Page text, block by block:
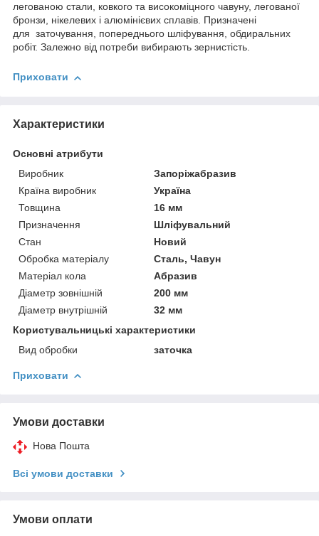
легованою стали, ковкого та високоміцного чавуну, легованої
бронзи, нікелевих і алюмінієвих сплавів. Призначені
для заточування, попереднього шліфування, обдиральних
робіт. Залежно від потреби вибирають зернистість.
Приховати
Характеристики
Основні атрибути
Виробник
Запоріжабразив
Країна виробник
Україна
Товщина
16 мм
Призначення
Шліфувальний
Стан
Новий
Обробка матеріалу
Сталь, Чавун
Матеріал кола
Абразив
Діаметр зовнішній
200 мм
Діаметр внутрішній
32 мм
Користувальницькі характеристики
Вид обробки
заточка
Приховати
Умови доставки
Нова Пошта
Всі умови доставки
Умови оплати